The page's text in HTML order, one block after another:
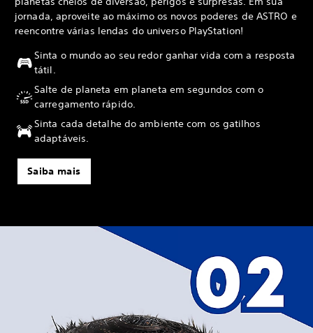
jornada, aproveite ao máximo os novos poderes de ASTRO e
reencontre várias lendas do universo PlayStation!
Sinta o mundo ao seu redor ganhar vida com a resposta
tátil.
Salte de planeta em planeta em segundos com o
carregamento rápido.
Sinta cada detalhe do ambiente com os gatilhos
adaptáveis.
Saiba mais